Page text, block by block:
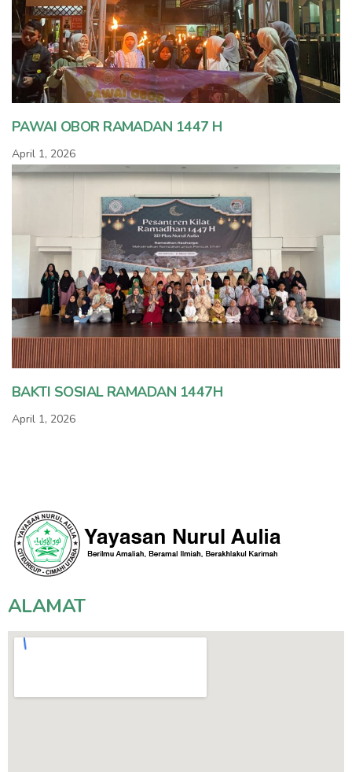
PAWAI OBOR RAMADAN 1447 H
April 1, 2026
BAKTI SOSIAL RAMADAN 1447H
April 1, 2026
ALAMAT